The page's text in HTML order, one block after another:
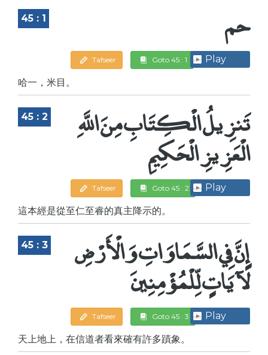
45 : 1 حم
Tafseer Goto 45 : 1 Play
哈一，米目。
45 : 2 تَنزِيلُ الْكِتَابِ مِنَ اللَّهِ
الْعَزِيزِ الْحَكِيمِ
Tafseer Goto 45 : 2 Play
這本經是從至仁至睿的真主降示的。
45 : 3 إِنَّ فِي السَّمَاوَاتِ وَالْأَرْضِ
لَآيَاتٍ لِّلْمُؤْمِنِينَ
Tafseer Goto 45 : 3 Play
天上地上，在信道者看來確有許多蹟象。